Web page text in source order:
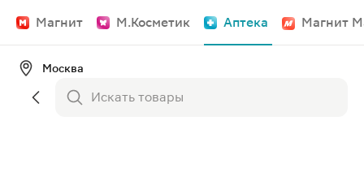
Магнит М.Косметик Аптека Магнит
Москва